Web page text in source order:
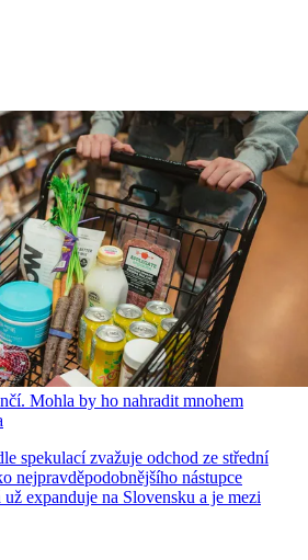
Mohla by ho nahradit mnohem
spekulací zvažuje odchod ze střední
nejpravděpodobnějšího nástupce
expanduje na Slovensku a je mezi